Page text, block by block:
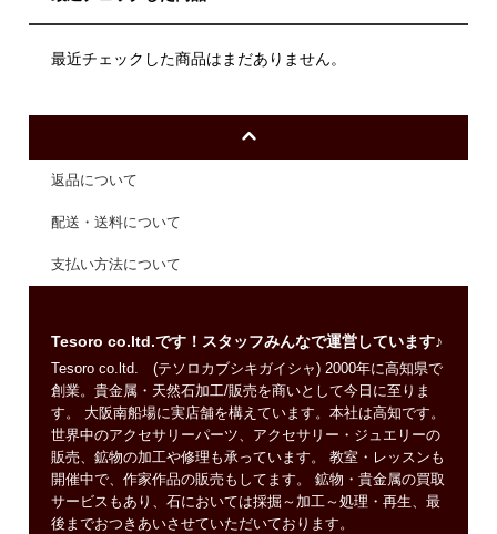
最近チェックした商品はまだありません。
返品について
配送・送料について
支払い方法について
Tesoro co.ltd.です！スタッフみんなで運営しています♪
Tesoro co.ltd. (テソロカブシキガイシャ) 2000年に高知県で
創業。貴金属・天然石加工/販売を商いとして今日に至りま
す。 大阪南船場に実店舗を構えています。本社は高知です。
世界中のアクセサリーパーツ、アクセサリー・ジュエリーの
販売、鉱物の加工や修理も承っています。 教室・レッスンも
開催中で、作家作品の販売もしてます。 鉱物・貴金属の買取
サービスもあり、石においては採掘～加工～処理・再生、最
後までおつきあいさせていただいております。